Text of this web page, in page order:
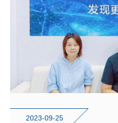
2023-09-25